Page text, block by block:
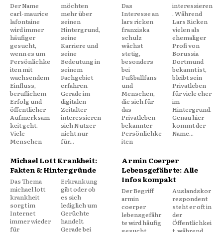
Der Name
carl-maurice
lafontaine
wird immer
häufiger
gesucht,
wenn es um
Persönlichke
iten mit
wachsendem
Einfluss,
beruflichem
Erfolg und
öffentlicher
Aufmerksam
keit geht.
Viele
Menschen
möchten
mehr über
seinen
Hintergrund,
seine
Karriere und
seine
Bedeutung in
seinem
Fachgebiet
erfahren.
Gerade im
digitalen
Zeitalter
interessieren
sich Nutzer
nicht nur
für...
Das
Interesse an
lars ricken
franziska
schulz
wächst
stetig,
besonders
bei
Fußballfans
und
Menschen,
die sich für
das
Privatleben
bekannter
Persönlichke
iten
interessieren
. Während
Lars Ricken
vielen als
ehemaliger
Profi von
Borussia
Dortmund
bekannt ist,
bleibt sein
Privatleben
für viele eher
im
Hintergrund.
Genau hier
kommt der
Name...
Michael Lott Krankheit:
Fakten & Hintergründe
Das Thema
michael lott
krankheit
sorgt im
Internet
immer wieder
für
Erkrankung
gibt oder ob
es sich
lediglich um
Gerüchte
handelt.
Gerade bei
Armin Coerper
Lebensgefährte: Alle
Infos kompakt
Der Begriff
armin
coerper
lebensgefähr
te wird häufig
Auslandskor
respondent
steht er oft in
der
Öffentlichkei